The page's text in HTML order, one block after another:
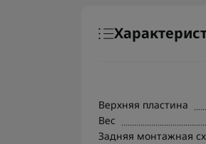
Верхняя пластина
Вес
Задняя монтажная